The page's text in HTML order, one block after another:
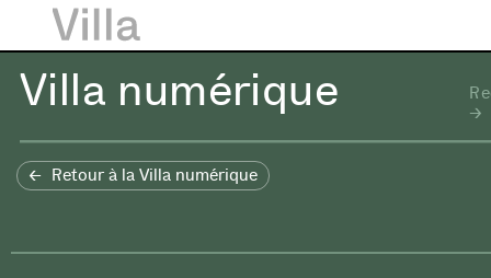
Villa numérique
Retour à la Villa numérique